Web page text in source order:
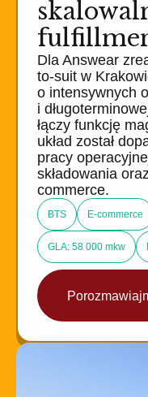
Dla Answear
to-suit w
o intensywnych
i
łączy funkcję
układ został
pracy
składowania
commerce.
BTS E-commerce
GLA: 58 000 mkw